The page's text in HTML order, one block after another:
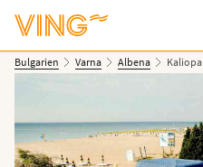
Bulgarien Varna Albena Kaliopa